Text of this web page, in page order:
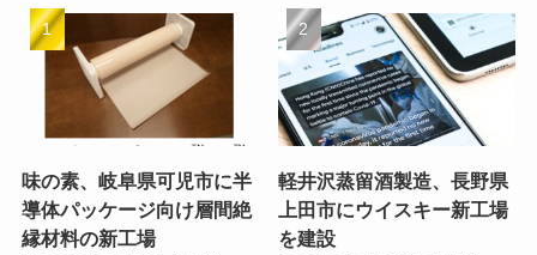
味の素、岐阜県可児市に半
導体パッケージ向け層間絶
縁材料の新工場
軽井沢蒸留酒製造、長野県
上田市にウイスキー新工場
を建設